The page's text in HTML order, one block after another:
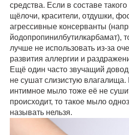
средства. Если в составе
щёлочи, красители, отдушки,
агрессивные консерванты
йодопропинилбутилкарбамат),
лучше не использовать из-за
развития аллергии и
Ещё один часто звучащий
не сушат слизистую влагалища.
интимное мыло тоже её не
происходит, то такое мыло
называть нельзя.